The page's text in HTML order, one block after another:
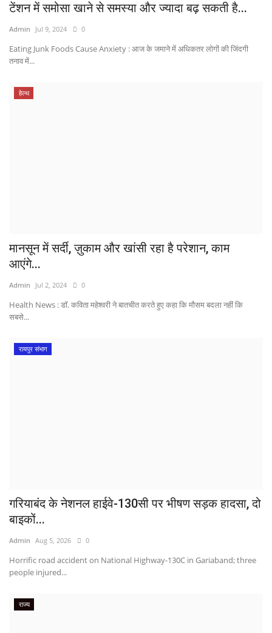
टेंशन में समोसा खाने से समस्या और ज्यादा बढ़ सकती है...
Admin Jul 9, 2024 0
Eating Junk Foods Cause Anxiety : आज के जमाने में अधिकतर लोगों की जिंदगी
तनाव में...
हेल्थ
मानसून में सर्दी, ज़ुकाम और खांसी रहा है परेशान, काम
आएंगे...
Admin Jul 2, 2024 0
Health News : डॉ. कविता महेश्वरी ने बातचीत करते हुए कहा कि मौसम बदला नहीं कि
सबसे...
रायपुर संभाग
गरियाबंद के नेशनल हाईवे-130सी पर भीषण सड़क हादसा, दो
बाइकों...
Admin Aug 5, 2026 0
Horrific road accident on National Highway-130C in Gariaband; three
people injured...
राज्य